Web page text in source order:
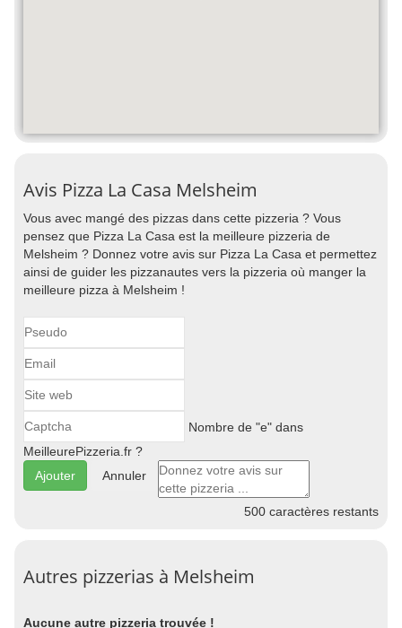
Avis Pizza La Casa Melsheim
Vous avec mangé des pizzas dans cette pizzeria ? Vous
pensez que Pizza La Casa est la meilleure pizzeria de
Melsheim ? Donnez votre avis sur Pizza La Casa et permettez
ainsi de guider les pizzanautes vers la pizzeria où manger la
meilleure pizza à Melsheim !
Nombre de "e" dans
MeilleurePizzeria.fr ?
Annuler
500 caractères restants
Autres pizzerias à Melsheim
Aucune autre pizzeria trouvée !